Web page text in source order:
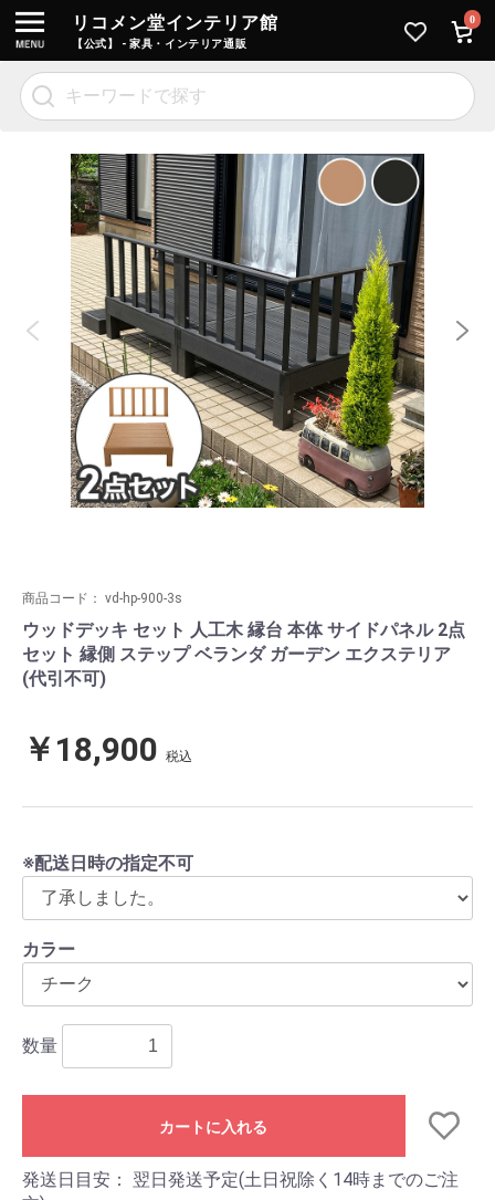
リコメン堂インテリア館
【公式】 - 家具・インテリア通販
0
商品コード： vd-hp-900-3s
ウッドデッキ セット 人工木 縁台 本体 サイドパネル 2点
セット 縁側 ステップ ベランダ ガーデン エクステリア
(代引不可)
￥18,900 税込
※配送日時の指定不可
カラー
数量
カートに入れる
発送日目安：
翌日発送予定(土日祝除く14時までのご注